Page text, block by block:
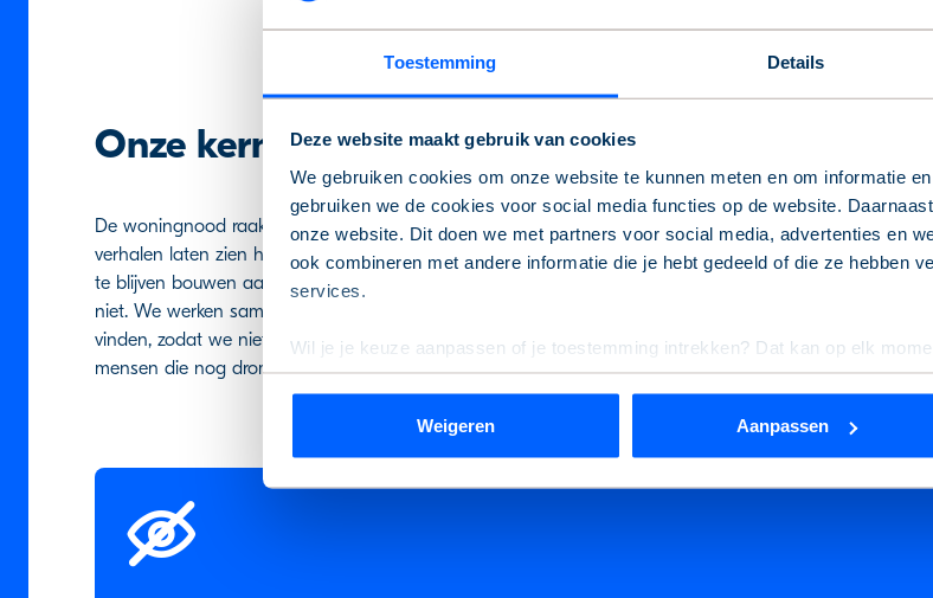
Toestemming Details
Deze website maakt gebruik van cookies
We gebruiken cookies om onze website te kunnen meten en om informatie
gebruiken we de cookies voor social media functies op de website.
onze website. Dit doen we met partners voor social media, advertenties en
ook combineren met andere informatie die je hebt gedeeld of die ze hebben
services.
Wil je je keuze aanpassen of je toestemming intrekken? Dat kan op elk
de pagina.
We werken samen met9 derden die uw gegevens kunnen ontvangen en
Weigeren Aanpassen
Onze kernwaarden vertaald in actie
De woningnood raakt ons allemaal, maar de stem van de woningzoekenden wordt vaak niet gehoord.
verhalen laten zien hoe groot en urgent het probleem is. Dit inspireert ons om verantwoordelijkheid te
te blijven bouwen aan oplossingen. In 2024 realiseerden we
niet. We werken samen met partners om barrières voor nieuwbouw te doorbreken en innovatieve
vinden, zodat we niet alleen onze huidige huurders ondersteunen, maar ook bijdragen aan de
mensen die nog dromen van een eigen thuis. Samen bouwen we aan een betere toekomst voor